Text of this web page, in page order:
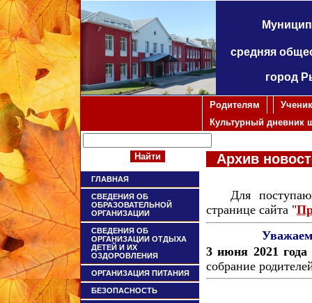
средняя
город
Родителям
Культурный дневник
ГЛАВНАЯ
СВЕДЕНИЯ ОБ
ОБРАЗОВАТЕЛЬНОЙ
ОРГАНИЗАЦИИ
СВЕДЕНИЯ ОБ
ОРГАНИЗАЦИИ ОТДЫХА
ДЕТЕЙ И ИХ
ОЗДОРОВЛЕНИЯ
ОРГАНИЗАЦИЯ ПИТАНИЯ
БЕЗОПАСНОСТЬ
Архив
Для
странице сайта "
3 июня 2021 года
собрание